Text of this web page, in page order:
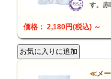
す。赤
価格： 2,180円(税込) ～
≪メー